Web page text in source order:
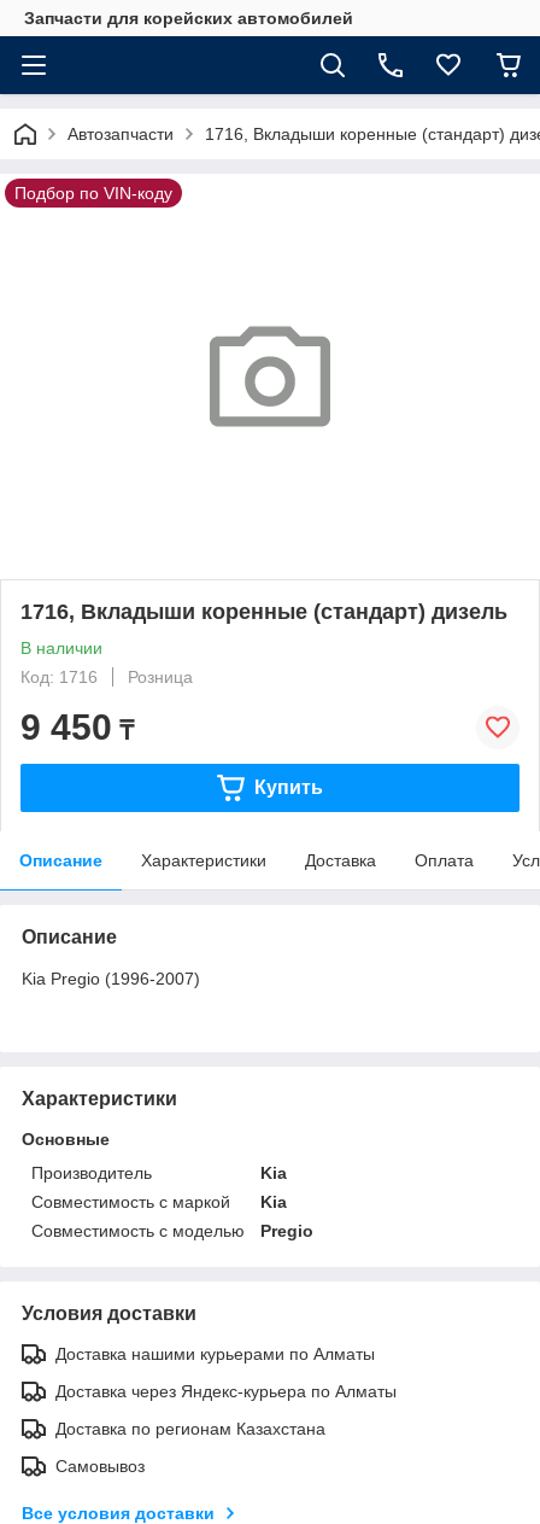
Запчасти для корейских автомобилей
Автозапчасти 1716, Вкладыши коренные (стандарт)
Подбор по VIN-коду
1716, Вкладыши коренные (стандарт) дизель
В наличии
Код: 1716
Розница
9 450 ₸
Купить
Описание Характеристики Доставка Оплата
Описание
Kia Pregio (1996-2007)
Характеристики
Основные
Производитель
Kia
Совместимость с маркой
Kia
Совместимость с моделью
Pregio
Условия доставки
Доставка нашими курьерами по Алматы
Доставка через Яндекс-курьера по Алматы
Доставка по регионам Казахстана
Самовывоз
Все условия доставки